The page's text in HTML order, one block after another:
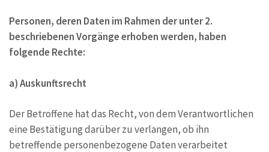
Personen, deren Daten im Rahmen der unter 2.
beschriebenen Vorgänge erhoben werden, haben
folgende Rechte:
a) Auskunftsrecht
Der Betroffene hat das Recht, von dem Verantwortlichen
eine Bestätigung darüber zu verlangen, ob ihn
betreffende personenbezogene Daten verarbeitet